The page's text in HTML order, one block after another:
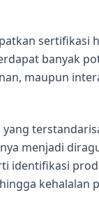
sertifikasi
banyak
maupun
menjadi
identifikasi